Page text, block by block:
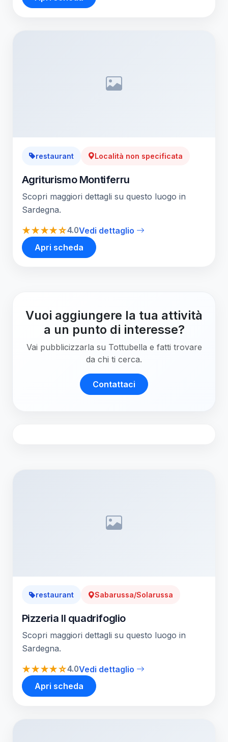
restaurant Località non specificata
Agriturismo Montiferru
Scopri maggiori dettagli su questo luogo in
Sardegna.
★★★★☆4.0Vedi dettaglio
Apri scheda
Vuoi aggiungere la tua attività
a un punto di interesse?
Vai pubblicizzarla su Tottubella e fatti trovare
da chi ti cerca.
Contattaci
restaurant Sabarussa/Solarussa
Pizzeria Il quadrifoglio
Scopri maggiori dettagli su questo luogo in
Sardegna.
★★★★☆4.0Vedi dettaglio
Apri scheda